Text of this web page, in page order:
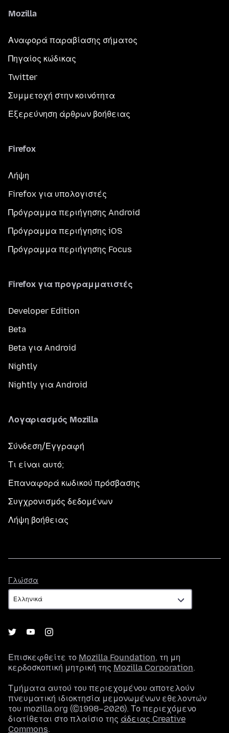
Mozilla
Αναφορά παραβίασης σήματος
Πηγαίος κώδικας
Twitter
Συμμετοχή στην κοινότητα
Εξερεύνηση άρθρων βοήθειας
Firefox
Λήψη
Firefox για υπολογιστές
Πρόγραμμα περιήγησης Android
Πρόγραμμα περιήγησης iOS
Πρόγραμμα περιήγησης Focus
Firefox για προγραμματιστές
Developer Edition
Beta
Beta για Android
Nightly
Nightly για Android
Λογαριασμός Mozilla
Σύνδεση/Εγγραφή
Τι είναι αυτό;
Επαναφορά κωδικού πρόσβασης
Συγχρονισμός δεδομένων
Λήψη βοήθειας
Γλώσσα
Επισκεφθείτε το Mozilla Foundation, τη μη
κερδοσκοπική μητρική της Mozilla Corporation.
Τμήματα αυτού του περιεχομένου αποτελούν
πνευματική ιδιοκτησία μεμονωμένων εθελοντών
του mozilla.org (©1998–2026). Το περιεχόμενο
διατίθεται στο πλαίσιο της άδειας Creative
Commons.